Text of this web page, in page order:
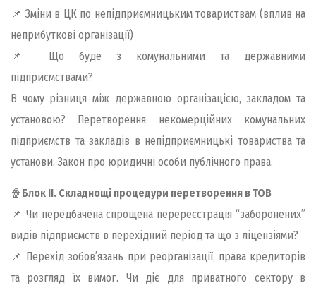
📌 Зміни в ЦК по непідприємницьким товариствам (вплив на
неприбуткові організації)
📌 Що буде з комунальними та державними
підприємствами?
В чому різниця між державною організацією, закладом та
установою? Перетворення некомерційних комунальних
підприємств та закладів в непідприємницькі товариства та
установи. Закон про юридичні особи публічного права.
🍿 Блок ІІ. Складнощі процедури перетворення в ТОВ
📌 Чи передбачена спрощена перереєстрація “заборонених”
видів підприємств в перехідний період та що з ліцензіями?
📌 Перехід зобов’язань при реорганізації, права кредиторів
та розгляд їх вимог. Чи діє для приватного сектору в